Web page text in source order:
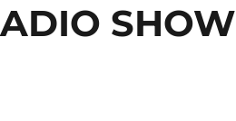
SHOW